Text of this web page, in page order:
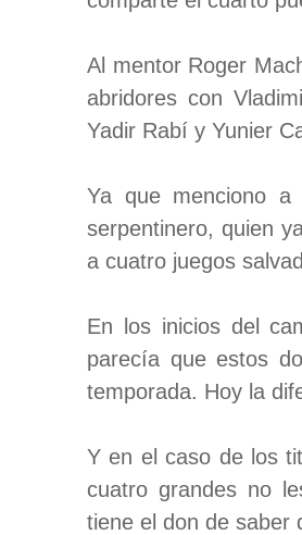
Al mentor Roger
abridores con
Yadir Rabí y Yunier
Ya que menciono
serpentinero, quien
a cuatro juegos
En los inicios del
parecía que estos
temporada. Hoy la
Y en el caso de los
cuatro grandes no
tiene el don de saber